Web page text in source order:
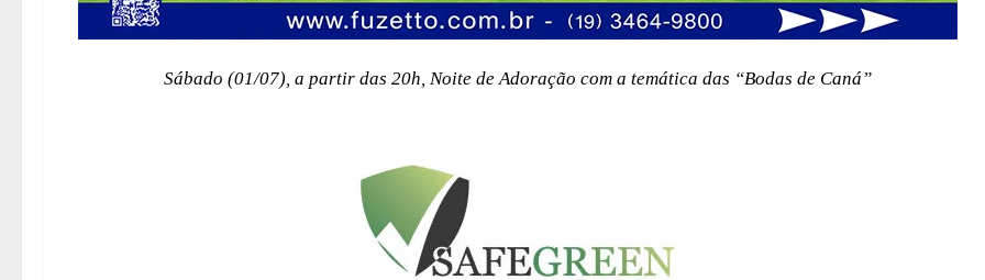
Sábado (01/07), a partir das 20h, Noite de Adoração com a temática das “Bodas de Caná”